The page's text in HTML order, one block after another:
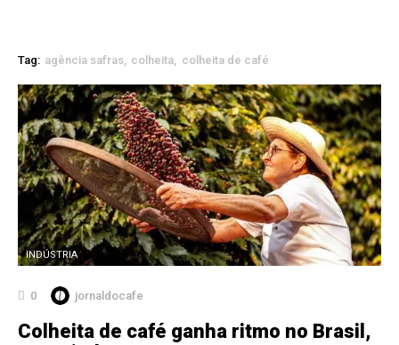
Tag: agência safras colheita colheita de café
INDÚSTRIA
0 jornaldocafe
Colheita de café ganha ritmo no Brasil,